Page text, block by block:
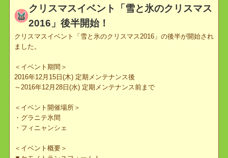
参加方法、賞品の詳細などは
クリスマスイベント「雪と氷のクリスマス
2016」後半開始！
クリスマスイベント「雪と氷のクリスマス2016」の後半が開始さ
ました。
＜イベント期間＞
2016年12月15日(木) 定期メンテナンス後
～2016年12月28日(水) 定期メンテナンス前まで
＜イベント開催場所＞